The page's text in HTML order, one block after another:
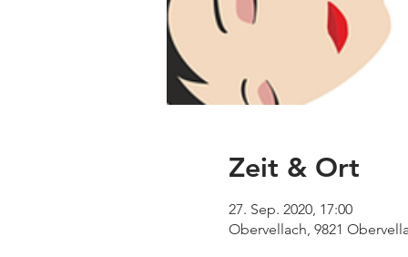
Zeit & Ort
27. Sep. 2020, 17:00
Obervellach, 9821